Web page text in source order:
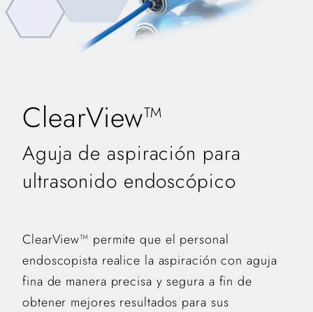
ClearView™
Aguja de aspiración para
ultrasonido endoscópico
ClearView™ permite que el personal
endoscopista realice la aspiración con aguja
fina de manera precisa y segura a fin de
obtener mejores resultados para sus